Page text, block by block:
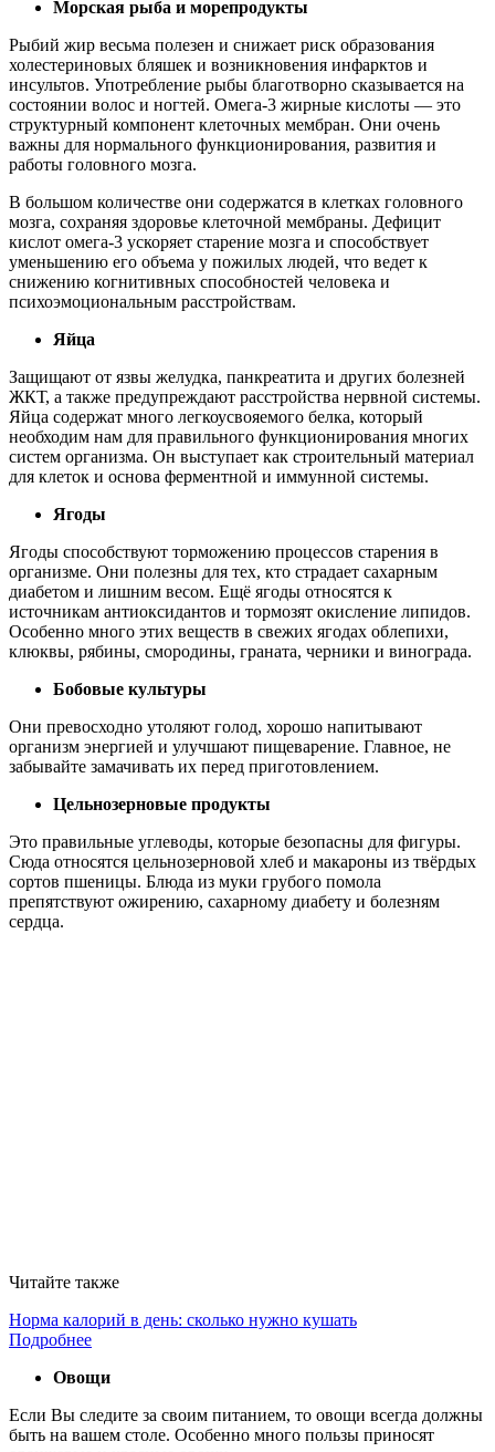
Морская рыба и морепродукты
Рыбий жир весьма полезен и снижает риск образования
холестериновых бляшек и возникновения инфарктов и
инсультов. Употребление рыбы благотворно сказывается на
состоянии волос и ногтей. Омега-3 жирные кислоты — это
структурный компонент клеточных мембран. Они очень
важны для нормального функционирования, развития и
работы головного мозга.
В большом количестве они содержатся в клетках головного
мозга, сохраняя здоровье клеточной мембраны. Дефицит
кислот омега-3 ускоряет старение мозга и способствует
уменьшению его объема у пожилых людей, что ведет к
снижению когнитивных способностей человека и
психоэмоциональным расстройствам.
Яйца
Защищают от язвы желудка, панкреатита и других болезней
ЖКТ, а также предупреждают расстройства нервной системы.
Яйца содержат много легкоусвояемого белка, который
необходим нам для правильного функционирования многих
систем организма. Он выступает как строительный материал
для клеток и основа ферментной и иммунной системы.
Ягоды
Ягоды способствуют торможению процессов старения в
организме. Они полезны для тех, кто страдает сахарным
диабетом и лишним весом. Ещё ягоды относятся к
источникам антиоксидантов и тормозят окисление липидов.
Особенно много этих веществ в свежих ягодах облепихи,
клюквы, рябины, смородины, граната, черники и винограда.
Бобовые культуры
Они превосходно утоляют голод, хорошо напитывают
организм энергией и улучшают пищеварение. Главное, не
забывайте замачивать их перед приготовлением.
Цельнозерновые продукты
Это правильные углеводы, которые безопасны для фигуры.
Сюда относятся цельнозерновой хлеб и макароны из твёрдых
сортов пшеницы. Блюда из муки грубого помола
препятствуют ожирению, сахарному диабету и болезням
сердца.
Читайте также
Норма калорий в день: сколько нужно кушать
Подробнее
Овощи
Если Вы следите за своим питанием, то овощи всегда должны
быть на вашем столе. Особенно много пользы приносят